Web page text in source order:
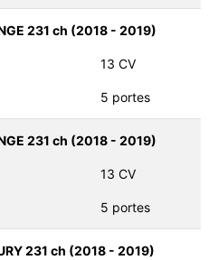
231 ch (2018 - 2019)
13 CV
5 portes
231 ch (2018 - 2019)
13 CV
5 portes
231 ch (2018 - 2019)